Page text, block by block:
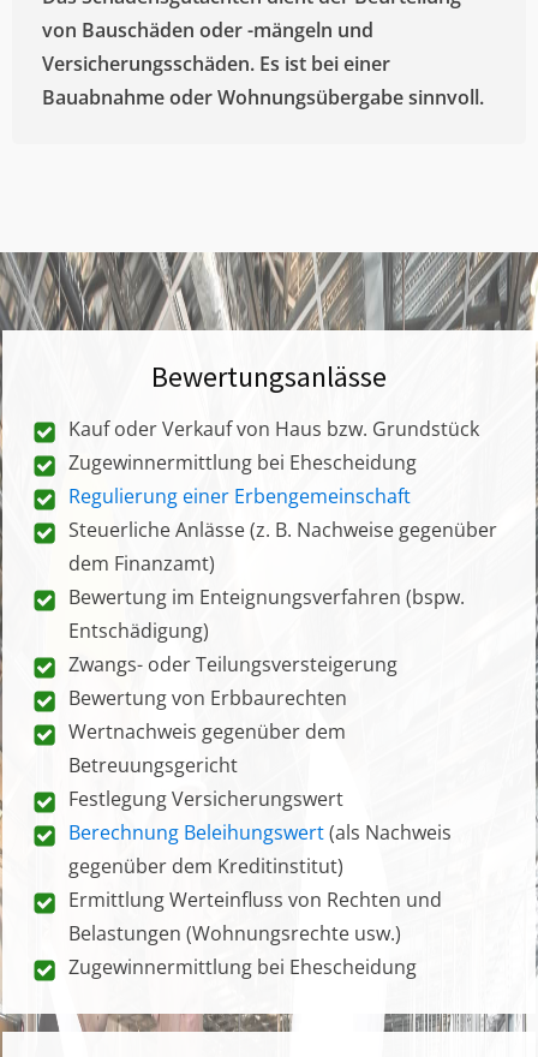
von Bauschäden oder -mängeln und
Versicherungsschäden. Es ist bei einer
Bauabnahme oder Wohnungsübergabe sinnvoll.
Bewertungsanlässe
Kauf oder Verkauf von Haus bzw. Grundstück
Zugewinnermittlung bei Ehescheidung
Regulierung einer Erbengemeinschaft
Steuerliche Anlässe (z. B. Nachweise gegenüber
dem Finanzamt)
Bewertung im Enteignungsverfahren (bspw.
Entschädigung)
Zwangs- oder Teilungsversteigerung
Bewertung von Erbbaurechten
Wertnachweis gegenüber dem
Betreuungsgericht
Festlegung Versicherungswert
Berechnung Beleihungswert(als Nachweis
gegenüber dem Kreditinstitut)
Ermittlung Werteinfluss von Rechten und
Belastungen (Wohnungsrechte usw.)
Zugewinnermittlung bei Ehescheidung